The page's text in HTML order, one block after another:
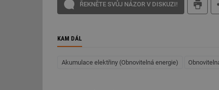
ŘEKNĚTE SVŮJ NÁZOR V DISKUZI!
KAM DÁL
Akumulace elektřiny (Obnovitelná energie)